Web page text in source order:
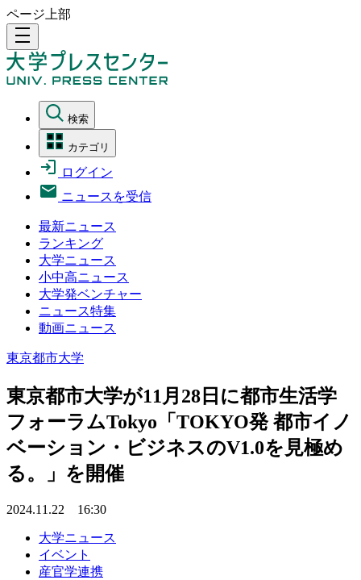
ページ上部
density_medium
検索
カテゴリ
ログイン
ニュースを受信
最新ニュース
ランキング
大学ニュース
小中高ニュース
大学発ベンチャー
ニュース特集
動画ニュース
東京都市大学
東京都市大学が11月28日に都市生活学
フォーラムTokyo「TOKYO発 都市イノ
ベーション・ビジネスのV1.0を見極め
る。」を開催
2024.11.22 16:30
大学ニュース
イベント
産官学連携